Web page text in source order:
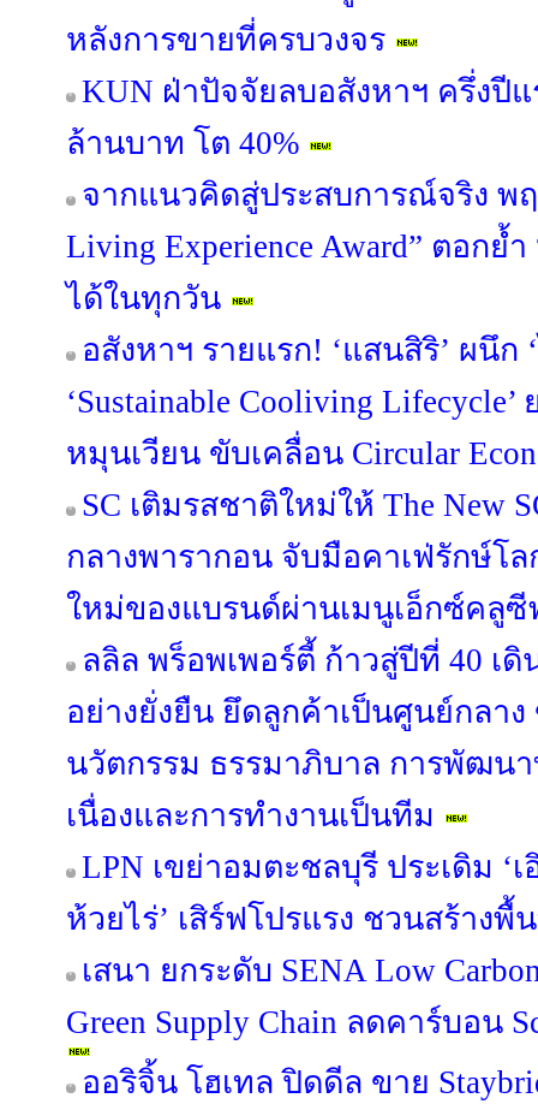
หลังการขายที่ครบวงจร
KUN ฝ่าปัจจัยลบอสังหาฯ ครึ่งปี
ล้านบาท โต 40%
จากแนวคิดสู่ประสบการณ์จริง พ
Living Experience Award” ตอกย้
ได้ในทุกวัน
อสังหาฯ รายแรก! ‘แสนสิริ’ ผนึก
‘Sustainable Cooliving
หมุนเวียน ขับเคลื่อน Circular
SC เติมรสชาติใหม่ให้ The New
กลางพารากอน จับมือคาเฟ่รักษ์โ
ใหม่ของแบรนด์ผ่านเมนูเอ็กซ์คลูซี
ลลิล พร็อพเพอร์ตี้ ก้าวสู่ปีที่ 40 เดิ
อย่างยั่งยืน ยึดลูกค้าเป็นศูนย์กลา
นวัตกรรม ธรรมาภิบาล การพัฒน
เนื่องและการทำงานเป็นทีม
LPN เขย่าอมตะชลบุรี ประเดิม ‘เ
ห้วยไร่’ เสิร์ฟโปรแรง ชวนสร้าง
เสนา ยกระดับ SENA Low
Green Supply Chain ลดคาร์บอน
ออริจิ้น โฮเทล ปิดดีล ขาย